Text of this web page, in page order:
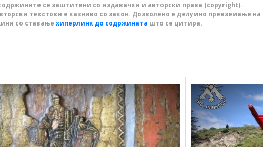
се заштитени со издавачки и авторски права (copyright).
текстови е казниво со закон. Дозволено е делумно превземање на
со ставање хиперлинк до содржината што се цитира.